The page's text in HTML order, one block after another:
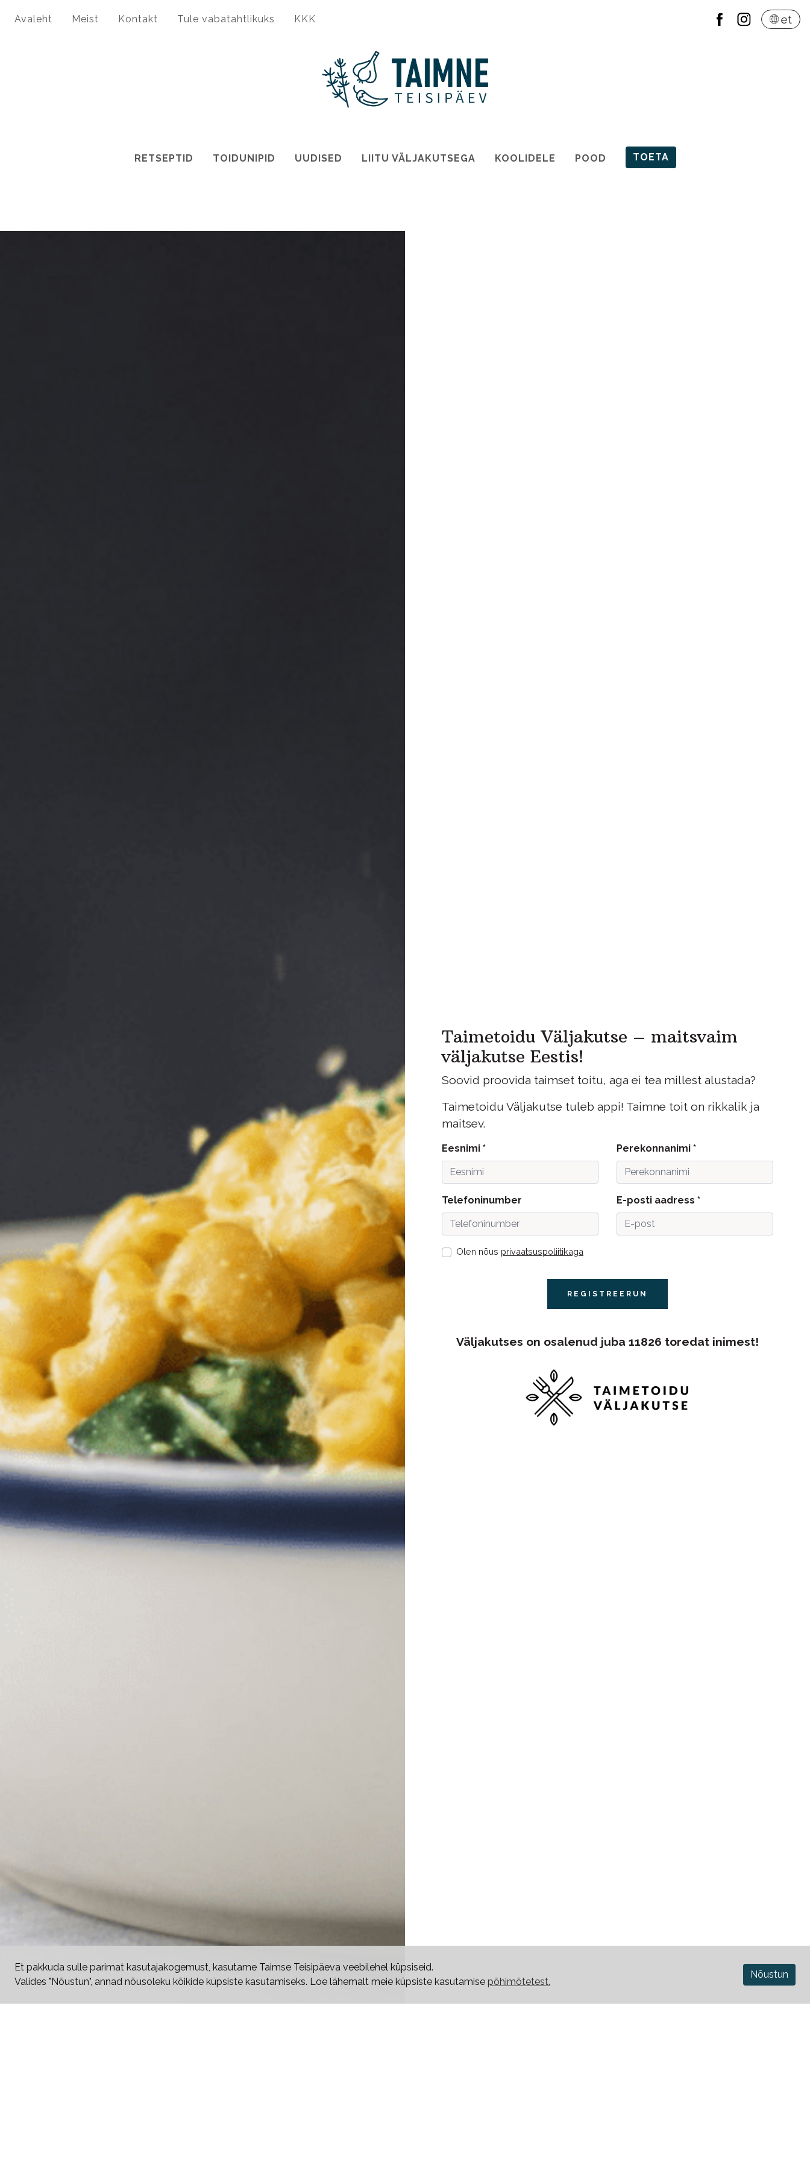
Avaleht Meist Kontakt Tule vabatahtlikuks KKK et
RETSEPTID TOIDUNIPID UUDISED LIITU VÄLJAKUTSEGA KOOLIDELE POOD TOETA
Taimetoidu Väljakutse – maitsvaim
väljakutse Eestis!
Soovid proovida taimset toitu, aga ei tea millest alustada?
Taimetoidu Väljakutse tuleb appi! Taimne toit on rikkalik ja
maitsev.
Eesnimi * Perekonnanimi *
Telefoninumber E-posti aadress *
Olen nõus privaatsuspoliitikaga
REGISTREERUN
Väljakutses on osalenud juba 11826 toredat inimest!
Et pakkuda sulle parimat kasutajakogemust, kasutame Taimse Teisipäeva veebilehel küpsiseid.
Valides "Nõustun", annad nõusoleku kõikide küpsiste kasutamiseks. Loe lähemalt meie küpsiste kasutamise põhimõtetest.
Nõustun